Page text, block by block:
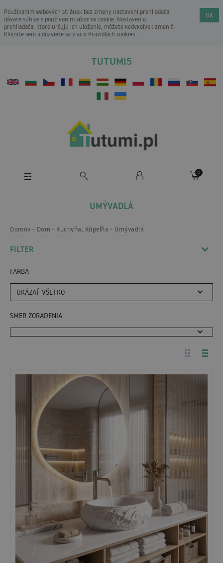
Používaním webových stránok bez zmeny nastavení prehliadača
dávate súhlas s používaním súborov cookie. Nastavenia
prehliadača, ktoré určujú ich uloženie, môžete kedykoľvek zmeniť.
Kliknite sem a dozviete sa viac o Pravidlách cookies . ‘
OK
TUTUMI5
0
UMÝVADLÁ
Domov Dom Kuchyňa, Kúpeľňa Umývadlá
FILTER
FARBA
UKÁZAŤ VŠETKO
SMER ZORADENIA